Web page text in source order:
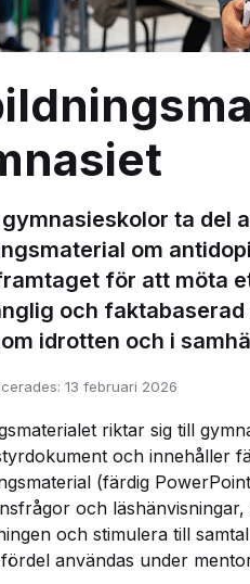
gymnasieskolor ta del
om
för att möta
och faktabaserad
idrotten och i
13 februari 2026
riktar sig till
och innehåller
(färdig
och
och stimulera till
användas under